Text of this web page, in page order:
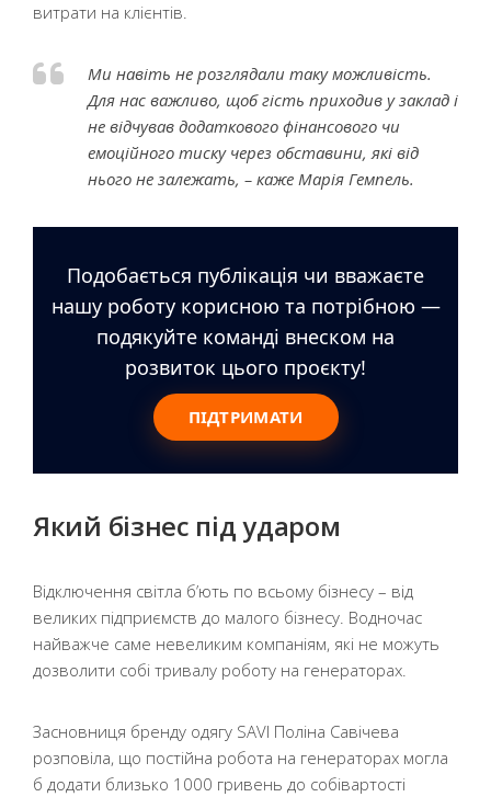
витрати на клієнтів.
Ми навіть не розглядали таку можливість.
Для нас важливо, щоб гість приходив у заклад і
не відчував додаткового фінансового чи
емоційного тиску через обставини, які від
нього не залежать, – каже Марія Гемпель.
Подобається публікація чи вважаєте
нашу роботу корисною та потрібною —
подякуйте команді внеском на
розвиток цього проєкту!
ПІДТРИМАТИ
Який бізнес під ударом
Відключення світла б’ють по всьому бізнесу – від
великих підприємств до малого бізнесу. Водночас
найважче саме невеликим компаніям, які не можуть
дозволити собі тривалу роботу на генераторах.
Засновниця бренду одягу SAVI Поліна Савічева
розповіла, що постійна робота на генераторах могла
б додати близько 1000 гривень до собівартості